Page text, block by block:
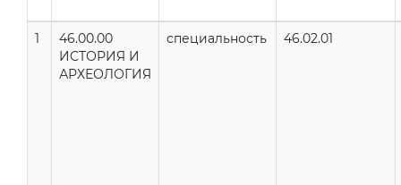
1
46.00.00
ИСТОРИЯ И
АРХЕОЛОГИЯ
специальность 46.02.01